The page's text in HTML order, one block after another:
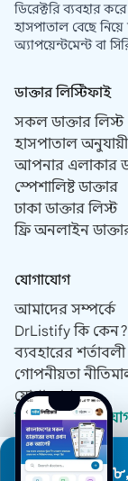
ডিরেক্টরি ব্যবহার
হাসপাতাল বেছে
অ্যাপয়েন্টমেন্ট বা
ডাক্তার লিস্টিফাই
সকল ডাক্তার লিস্ট
হাসপাতাল অনুযায়ী
আপনার এলাকার
স্পেশালিষ্ট ডাক্তার
ঢাকা ডাক্তার লিস্ট
ফ্রি অনলাইন
যোগাযোগ
আমাদের সম্পর্কে
DrListify কি কেন?
ব্যবহারের শর্তাবলী
গোপনীয়তা
যোগাযোগ
ডাক্তার হিসেবে